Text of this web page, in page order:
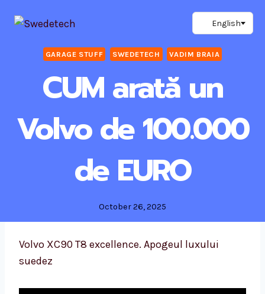
GARAGE STUFF SWEDETECH VADIM BRAIA
CUM arată un
Volvo de 100.000
de EURO
October 26, 2025
Volvo XC90 T8 excellence. Apogeul luxului
suedez